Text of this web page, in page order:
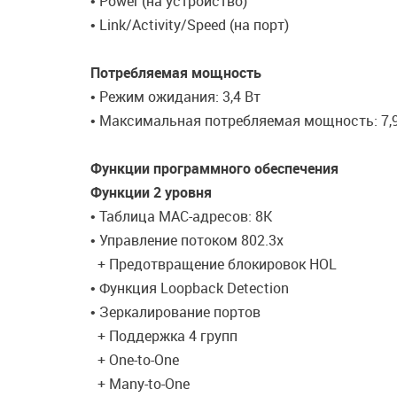
• Link/Activity/Speed (на порт)
Потребляемая мощность
• Режим ожидания: 3,4 Вт
• Максимальная потребляемая мощность:
Функции программного обеспечения
Функции 2 уровня
• Таблица MAC-адресов: 8K
• Управление потоком 802.3x
+ Предотвращение блокировок HOL
• Функция Loopback Detection
• Зеркалирование портов
+ Поддержка 4 групп
+ One-to-One
+ Many-to-One